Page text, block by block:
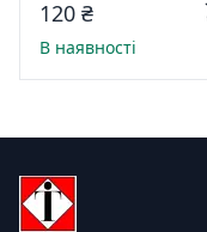
2108
120 ₴
В наявності